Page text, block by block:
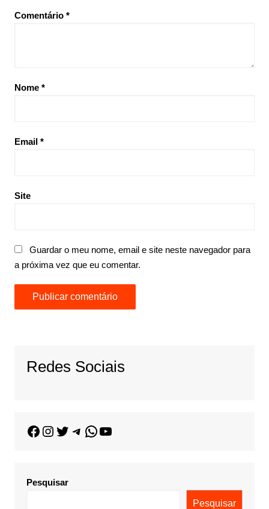
Comentário *
Nome *
Email *
Site
Guardar o meu nome, email e site neste navegador para
a próxima vez que eu comentar.
Redes Sociais
Pesquisar
Pesquisar